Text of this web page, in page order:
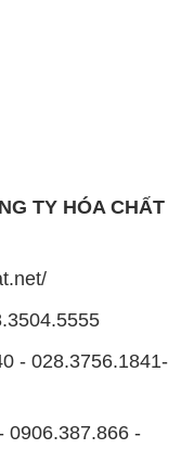
Trị Đông B,
ĐẮC TRƯỜNG
hoạt động dưới
đơn vị chuyên
cầu sử dụng của